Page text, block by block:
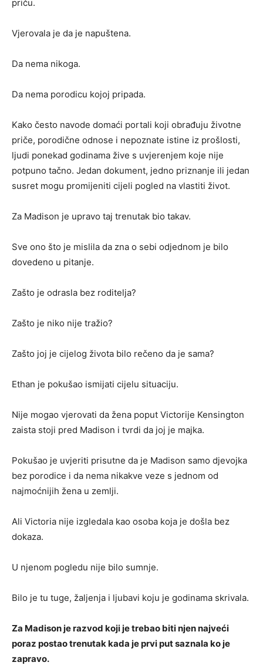
priču.
Vjerovala je da je napuštena.
Da nema nikoga.
Da nema porodicu kojoj pripada.
Kako često navode domaći portali koji obrađuju životne
priče, porodične odnose i nepoznate istine iz prošlosti,
ljudi ponekad godinama žive s uvjerenjem koje nije
potpuno tačno. Jedan dokument, jedno priznanje ili jedan
susret mogu promijeniti cijeli pogled na vlastiti život.
Za Madison je upravo taj trenutak bio takav.
Sve ono što je mislila da zna o sebi odjednom je bilo
dovedeno u pitanje.
Zašto je odrasla bez roditelja?
Zašto je niko nije tražio?
Zašto joj je cijelog života bilo rečeno da je sama?
Ethan je pokušao ismijati cijelu situaciju.
Nije mogao vjerovati da žena poput Victorije Kensington
zaista stoji pred Madison i tvrdi da joj je majka.
Pokušao je uvjeriti prisutne da je Madison samo djevojka
bez porodice i da nema nikakve veze s jednom od
najmoćnijih žena u zemlji.
Ali Victoria nije izgledala kao osoba koja je došla bez
dokaza.
U njenom pogledu nije bilo sumnje.
Bilo je tu tuge, žaljenja i ljubavi koju je godinama skrivala.
Za Madison je razvod koji je trebao biti njen najveći
poraz postao trenutak kada je prvi put saznala ko je
zapravo.